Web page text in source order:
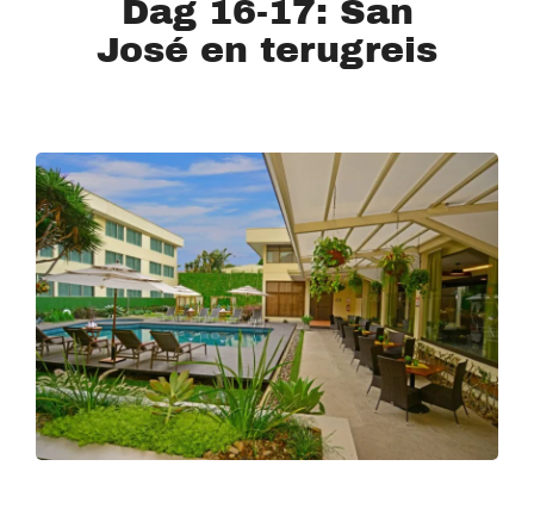
Dag 16-17: San
José en terugreis